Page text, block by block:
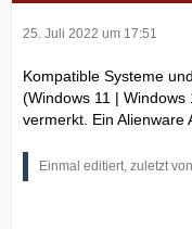
25. Juli 2022 um 17:51
Kompatible Systeme
(Windows 11 |
vermerkt. Ein Alienware
Einmal editiert, zuletzt von